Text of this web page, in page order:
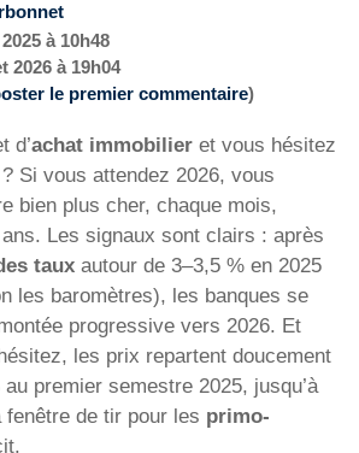
à 10h48
2026 à 19h04
le premier commentaire)
d’achat immobilier et vous hésitez
Si vous attendez 2026, vous
bien plus cher, chaque mois,
Les signaux sont clairs : après
taux autour de 3–3,5 % en 2025
les baromètres), les banques se
progressive vers 2026. Et
les prix repartent doucement
premier semestre 2025, jusqu’à
fenêtre de tir pour les primo-